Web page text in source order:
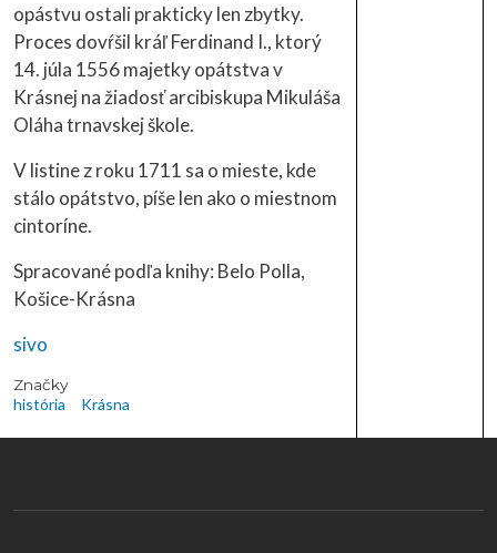
opástvu ostali prakticky len zbytky.
Proces dovŕšil kráľ Ferdinand I., ktorý
14. júla 1556 majetky opátstva v
Krásnej na žiadosť arcibiskupa Mikuláša
Oláha trnavskej škole.
V listine z roku 1711 sa o mieste, kde
stálo opátstvo, píše len ako o miestnom
cintoríne.
Spracované podľa knihy: Belo Polla,
Košice-Krásna
sivo
Značky
história Krásna